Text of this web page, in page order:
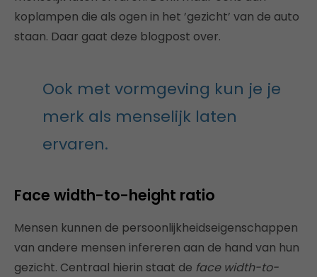
koplampen die als ogen in het ’gezicht’ van de auto
staan. Daar gaat deze blogpost over.
Ook met vormgeving kun je je
merk als menselijk laten
ervaren.
Face width-to-height ratio
Mensen kunnen de persoonlijkheidseigenschappen
van andere mensen infereren aan de hand van hun
gezicht. Centraal hierin staat de face width-to-